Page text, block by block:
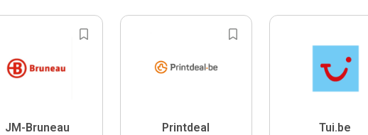
JM-Bruneau Printdeal Tui.be